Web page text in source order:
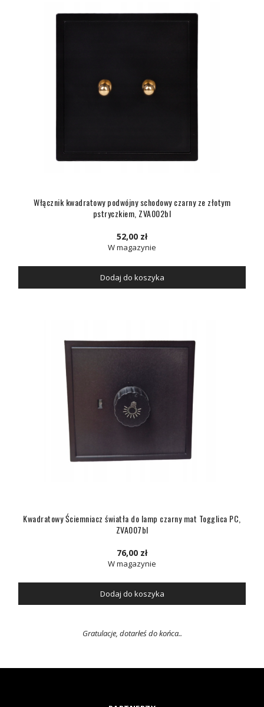
Włącznik kwadratowy podwójny schodowy czarny ze złotym
pstryczkiem, ZVA002bl
52,00 zł
W magazynie
Dodaj do koszyka
Kwadratowy Ściemniacz światła do lamp czarny mat Togglica PC,
ZVA007bl
76,00 zł
W magazynie
Dodaj do koszyka
Gratulacje, dotarłeś do końca..